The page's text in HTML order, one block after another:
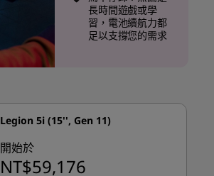
長時間遊戲或學
習，電池續航力都
足以支撐您的需求
Legion 5i (15'', Gen 11)
開始於
NT$59,176